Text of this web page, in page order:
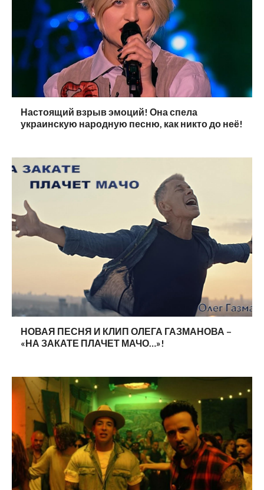
Настоящий взрыв эмоций! Она спела
украинскую народную песню, как никто до неё!
НОВАЯ ПЕСНЯ И КЛИП ОЛЕГА ГАЗМАНОВА –
«НА ЗАКАТЕ ПЛАЧЕТ МАЧО…»!